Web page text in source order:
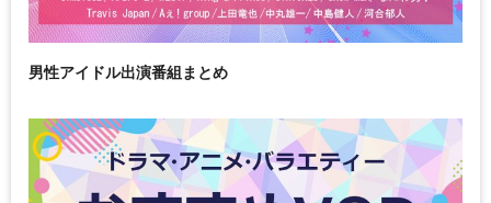
男性アイドル出演番組まとめ